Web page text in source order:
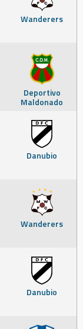
Wanderers
Deportivo
Maldonado
Danubio
Wanderers
Danubio